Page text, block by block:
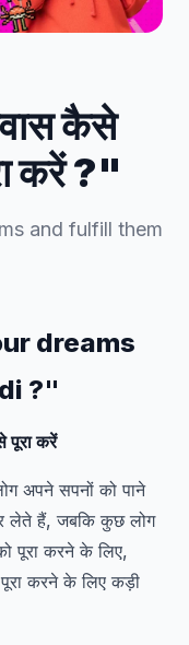
कैसे
करें ?"
and fulfill them
dreams
?"
पूरा करें
अपने सपनों को पाने
लेते हैं, जबकि कुछ लोग
पूरा करने के लिए,
करने के लिए कड़ी